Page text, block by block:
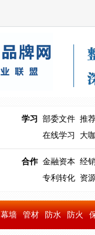
学习 部委文件 推
在线学习
大
合作 金融资本 经
专利转化 资
幕墙 管材 防水 防火